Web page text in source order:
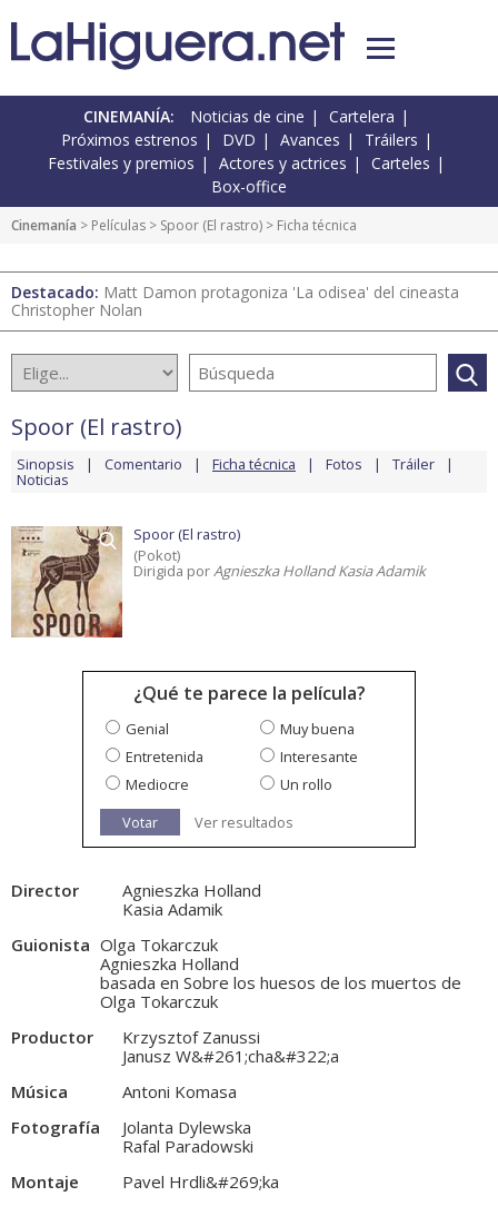
CINEMANÍA: Noticias de cine
Cartelera
Próximos estrenos
DVD Avances
Tráilers
Festivales y premios
Actores y actrices
Carteles
Box-office
Cinemanía > Películas > Spoor (El rastro) > Ficha técnica
Destacado: Matt Damon protagoniza 'La odisea' del cineasta
Christopher Nolan
Spoor (El rastro)
Sinopsis Comentario Ficha técnica Fotos Tráiler
Noticias
Spoor (El rastro)
(Pokot)
Dirigida porAgnieszka Holland Kasia Adamik
¿Qué te parece la película?
Genial
Muy buena
Entretenida
Interesante
Mediocre
Un rollo
Votar
Ver resultados
Director
Agnieszka Holland
Kasia Adamik
Guionista Olga Tokarczuk
Agnieszka Holland
basada en Sobre los huesos de los muertos de
Olga Tokarczuk
Productor
Krzysztof Zanussi
Janusz W&#261;cha&#322;a
Música
Antoni Komasa
Fotografía
Jolanta Dylewska
Rafal Paradowski
Montaje
Pavel Hrdli&#269;ka